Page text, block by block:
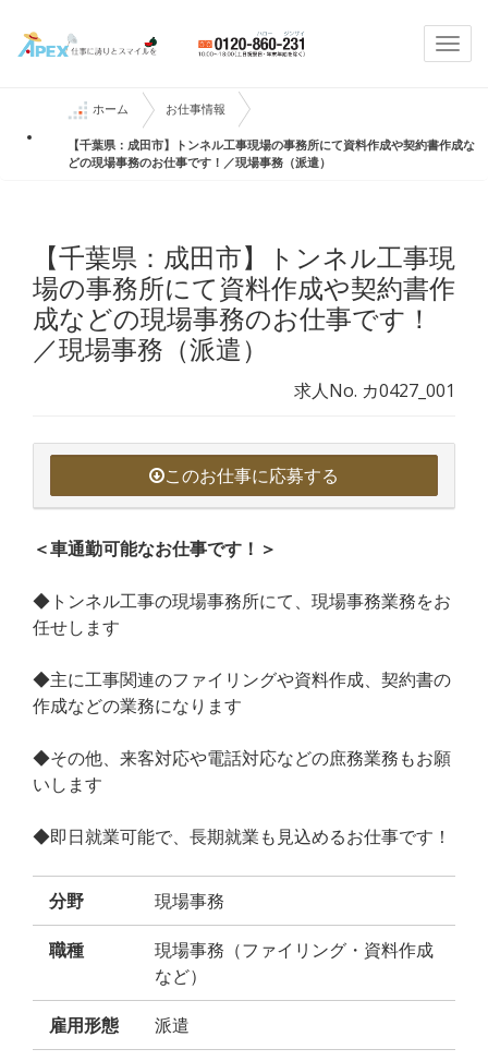
ホーム お仕事情報
【千葉県：成田市】トンネル工事現場の事務所にて資料作成や契約書作成な
どの現場事務のお仕事です！／現場事務（派遣）
【千葉県：成田市】トンネル工事現
場の事務所にて資料作成や契約書作
成などの現場事務のお仕事です！
／現場事務（派遣）
求人No. カ0427_001
このお仕事に応募する
＜車通勤可能なお仕事です！＞
◆トンネル工事の現場事務所にて、現場事務業務をお
任せします
◆主に工事関連のファイリングや資料作成、契約書の
作成などの業務になります
◆その他、来客対応や電話対応などの庶務業務もお願
いします
◆即日就業可能で、長期就業も見込めるお仕事です！
分野 現場事務
職種
現場事務（ファイリング・資料作成
など）
雇用形態 派遣